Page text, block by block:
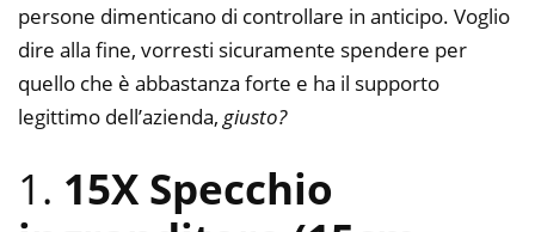
persone dimenticano di controllare in anticipo. Voglio
dire alla fine, vorresti sicuramente spendere per
quello che è abbastanza forte e ha il supporto
legittimo dell’azienda, giusto?
1. 15X Specchio